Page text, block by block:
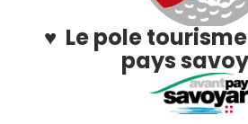
♥ Le pole
pays